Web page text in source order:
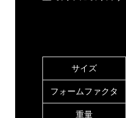
サイズ
フォームファクタ
重量